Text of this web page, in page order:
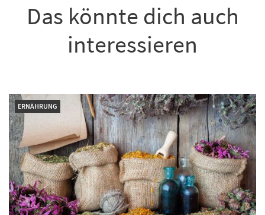
Das könnte dich auch
interessieren
ERNÄHRUNG